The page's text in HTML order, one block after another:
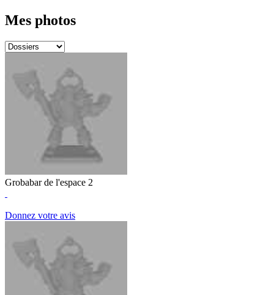
Mes photos
Grobabar de l'espace 2
Donnez votre avis